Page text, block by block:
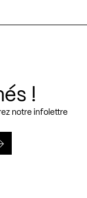
!
notre infolettre